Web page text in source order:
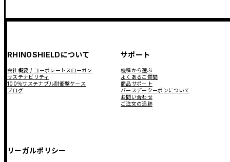
RHINOSHIELDについて
会社概要 / コーポレートスローガン
サステナビリティ
100％サステナブル耐衝撃ケース
ブログ
サポート
機種から選ぶ
よくあるご質問
商品サポート
バースデークーポンについて
お問い合わせ
ご注文の追跡
リーガルポリシー